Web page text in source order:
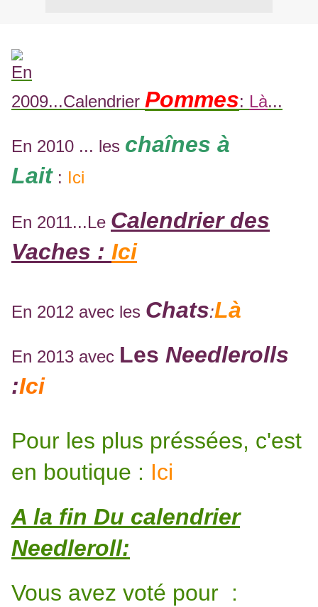
En
2009...Calendrier Pommes: Là...
En 2010 ... les chaînes à
Lait: Ici
En 2011...Le Calendrier des
Vaches : Ici
En 2012 avec les Chats:Là
En 2013 avec Les Needlerolls
:Ici
Pour les plus préssées, c'est
en boutique : Ici
A la fin Du calendrier
Needleroll:
Vous avez voté pour :